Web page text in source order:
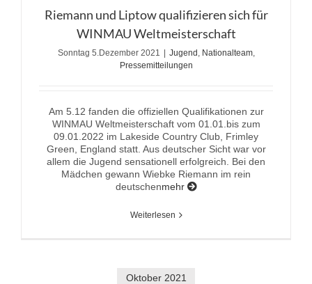
Riemann und Liptow qualifizieren sich für
WINMAU Weltmeisterschaft
Sonntag 5.Dezember 2021 | Jugend, Nationalteam,
Pressemitteilungen
Am 5.12 fanden die offiziellen Qualifikationen zur
WINMAU Weltmeisterschaft vom 01.01.bis zum
09.01.2022 im Lakeside Country Club, Frimley
Green, England statt. Aus deutscher Sicht war vor
allem die Jugend sensationell erfolgreich. Bei den
Mädchen gewann Wiebke Riemann im rein
deutschenmehr
Weiterlesen
Oktober 2021